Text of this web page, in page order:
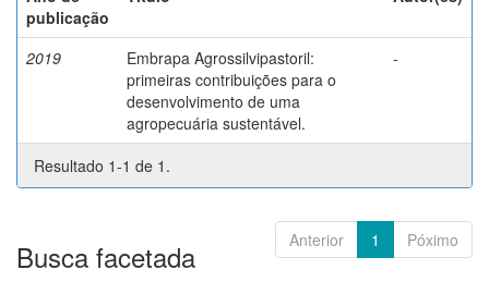
publicação
2019
Embrapa Agrossilvipastoril:
primeiras contribuições para o
desenvolvimento de uma
agropecuária sustentável.
-
Resultado 1-1 de 1.
Anterior 1 Póximo
Busca facetada